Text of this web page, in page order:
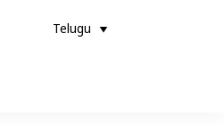
Telugu